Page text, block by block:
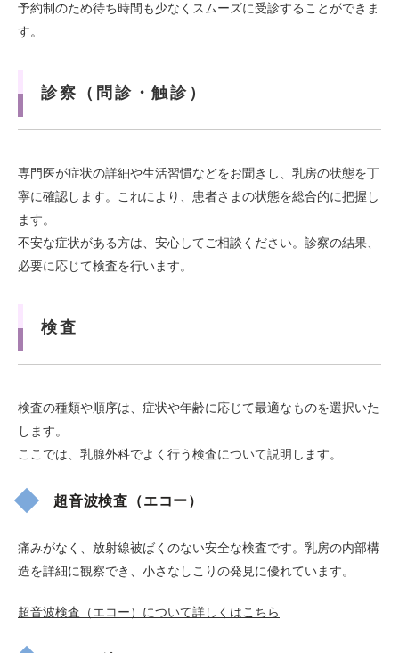
予約制のため待ち時間も少なくスムーズに受診することができま
す。
診察（問診・触診）
専門医が症状の詳細や生活習慣などをお聞きし、乳房の状態を丁
寧に確認します。これにより、患者さまの状態を総合的に把握し
ます。
不安な症状がある方は、安心してご相談ください。診察の結果、
必要に応じて検査を行います。
検査
検査の種類や順序は、症状や年齢に応じて最適なものを選択いた
します。
ここでは、乳腺外科でよく行う検査について説明します。
超音波検査（エコー）
痛みがなく、放射線被ばくのない安全な検査です。乳房の内部構
造を詳細に観察でき、小さなしこりの発見に優れています。
超音波検査（エコー）について詳しくはこちら